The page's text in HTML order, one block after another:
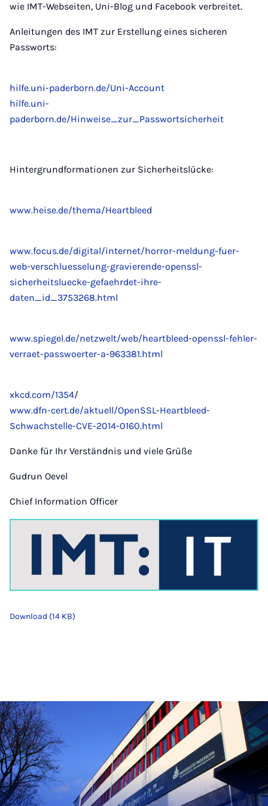
wie IMT-Webseiten, Uni-Blog und Facebook verbreitet.
Anleitungen des IMT zur Erstellung eines sicheren
Passworts:
hilfe.uni-paderborn.de/Uni-Account
hilfe.uni-
paderborn.de/Hinweise_zur_Passwortsicherheit
Hintergrundformationen zur Sicherheitslücke:
www.heise.de/thema/Heartbleed
www.focus.de/digital/internet/horror-meldung-fuer-
web-verschluesselung-gravierende-openssl-
sicherheitsluecke-gefaehrdet-ihre-
daten_id_3753268.html
www.spiegel.de/netzwelt/web/heartbleed-openssl-fehler-
verraet-passwoerter-a-963381.html
xkcd.com/1354/
www.dfn-cert.de/aktuell/OpenSSL-Heartbleed-
Schwachstelle-CVE-2014-0160.html
Danke für Ihr Verständnis und viele Grüße
Gudrun Oevel
Chief Information Officer
Download (14 KB)